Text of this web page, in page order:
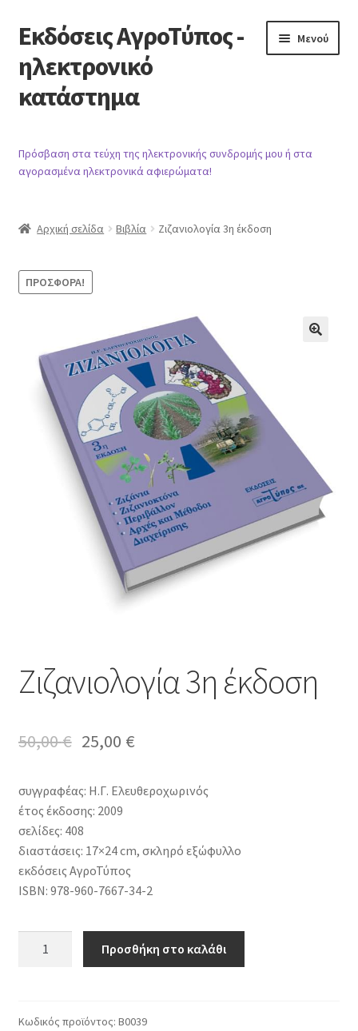
Απευθείας
μετάβαση
στην
πλοήγηση
Μετάβαση
σε
περιεχόμενο
Εκδόσεις ΑγροΤύπος -
ηλεκτρονικό
κατάστημα
Μενού
Προϊόντα
Βιβλιογραφία άρθρων περιοδικού
Αναζήτηση θεμάτων περιοδικού
Όροι χρήσης
Επικοινωνία
Πρόσβαση στα τεύχη της ηλεκτρονικής συνδρομής μου ή στα
αγορασμένα ηλεκτρονικά αφιερώματα!
Αρχική σελίδα Βιβλία Ζιζανιολογία 3η έκδοση
ΠΡΟΣΦΟΡΆ!
Ζιζανιολογία 3η έκδοση
50,00€ 25,00 €
συγγραφέας: Η.Γ. Ελευθεροχωρινός
έτος έκδοσης: 2009
σελίδες: 408
διαστάσεις: 17×24 cm, σκληρό εξώφυλλο
εκδόσεις ΑγροΤύπος
ISBN: 978-960-7667-34-2
Προσθήκη στο καλάθι
Κωδικός προϊόντος: Β0039